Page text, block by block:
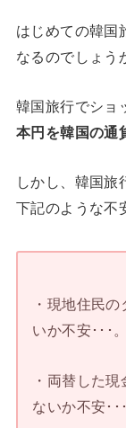
はじめての韓国
なるのでしょう
韓国旅行でショ
本円を韓国の通
しかし、韓国旅
下記のような不
・現地住民
いか不安･･･。
・両替した
ないか不安･･･